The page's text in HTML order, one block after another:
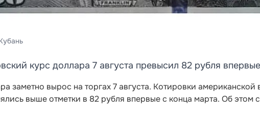
курс доллара 7 августа превысил 82 рубля
заметно вырос на торгах 7 августа. Котировки
выше отметки в 82 рубля впервые с конца марта. Об этом